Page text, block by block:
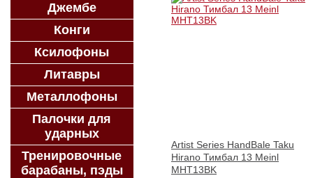
Artist Series HandBale Taku
Hirano Тимбал 13 Meinl
MHT13BK
Джембе
Конги
Ксилофоны
Литавры
Металлофоны
Палочки для
ударных
Тренировочные
барабаны, пэды